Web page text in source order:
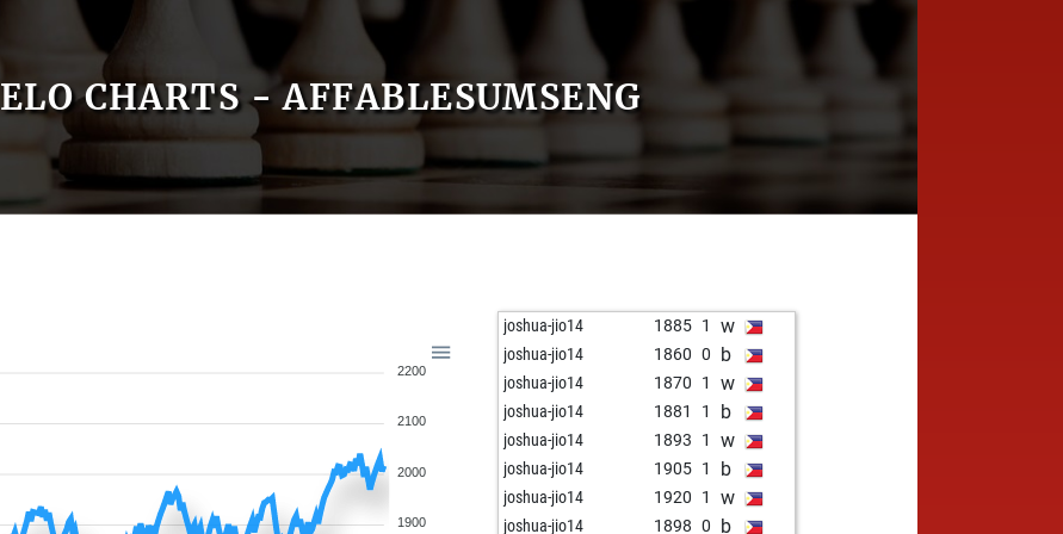
ELO CHARTS - AFFABLESUMSENG
2200
2100
2000
1900
joshua-jio14 1885 1 w
joshua-jio14 1860 0 b
joshua-jio14 1870 1 w
joshua-jio14 1881 1 b
joshua-jio14 1893 1 w
joshua-jio14 1905 1 b
joshua-jio14 1920 1 w
joshua-jio14 1898 0 b